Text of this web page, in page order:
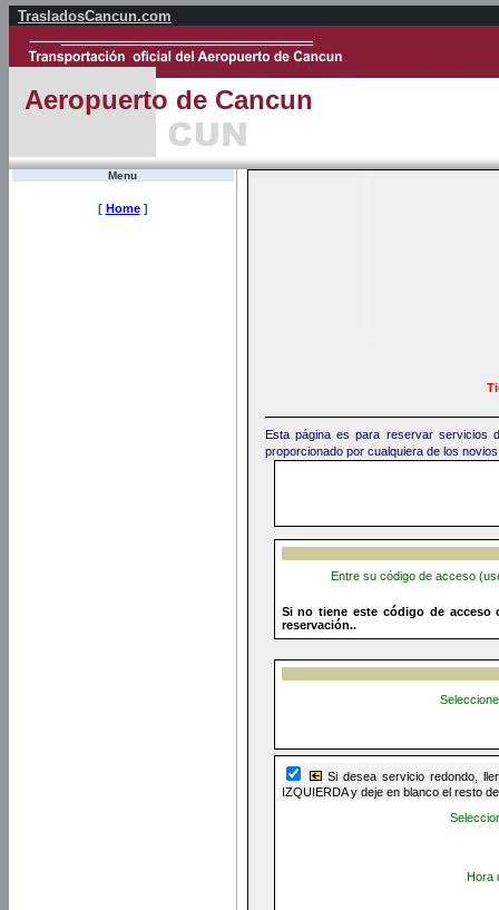
TrasladosCancun.com
Aeropuerto de Cancun
Menu
[ Home]
Esta página es para reservar servicios
proporcionado por cualquiera de los
Entre su código de acceso
Si no tiene este código de
reservación..
Si desea servicio redondo,
IZQUIERDA y deje en blanco el resto
Hora